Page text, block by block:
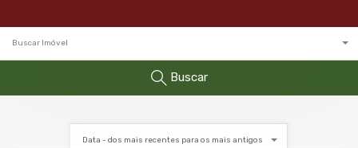
Buscar Imóvel
Buscar
Data - dos mais recentes para os mais antigos